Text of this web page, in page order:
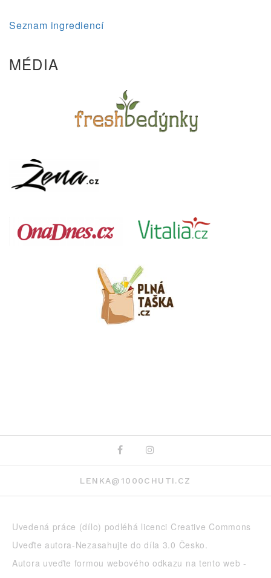
Seznam ingrediencí
MÉDIA
Uvedená práce (dílo) podléhá licenci Creative Commons
Uveďte autora-Nezasahujte do díla 3.0 Česko.
Autora uveďte formou webového odkazu na tento web -
FacebookInstagram
LENKA@1000CHUTI.CZ